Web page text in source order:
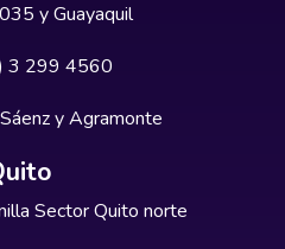
y Guayaquil
3 299 4560
y Agramonte
Sector Quito norte